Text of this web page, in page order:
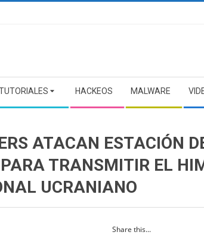
HACKEOS MALWARE
ATACAN ESTACIÓN
TRANSMITIR EL
UCRANIANO
Share this...